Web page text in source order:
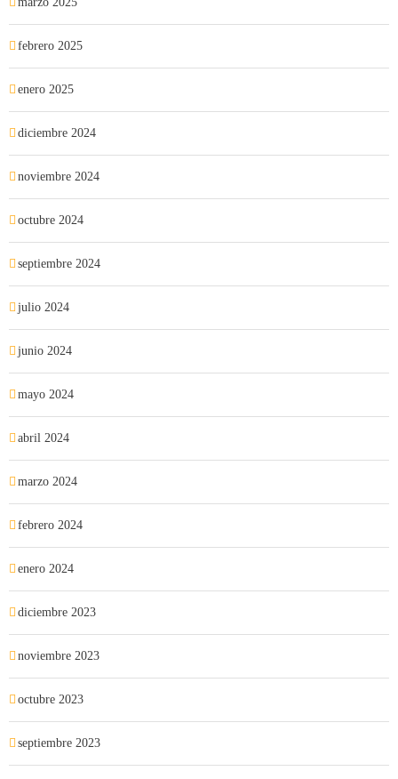
febrero 2025
enero 2025
diciembre 2024
noviembre 2024
octubre 2024
septiembre 2024
julio 2024
junio 2024
mayo 2024
abril 2024
marzo 2024
febrero 2024
enero 2024
diciembre 2023
noviembre 2023
octubre 2023
septiembre 2023